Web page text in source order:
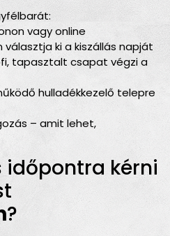
vagy online
ki a kiszállás napját
tapasztalt csapat végzi a
hulladékkezelő telepre
– amit lehet,
időpontra kérni
?